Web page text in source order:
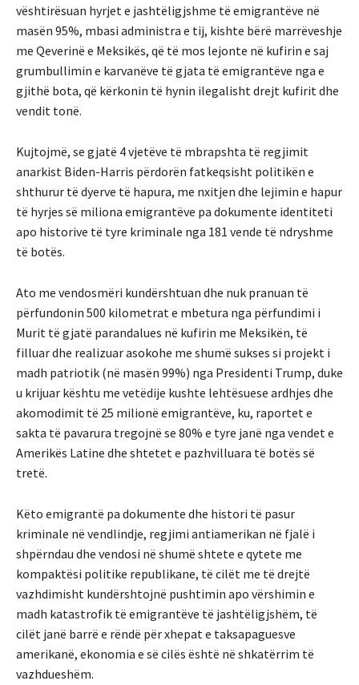
vështirësuan hyrjet e jashtëligjshme të emigrantëve në
masën 95%, mbasi administra e tij, kishte bërë marrëveshje
me Qeverinë e Meksikës, që të mos lejonte në kufirin e saj
grumbullimin e karvanëve të gjata të emigrantëve nga e
gjithë bota, që kërkonin të hynin ilegalisht drejt kufirit dhe
vendit tonë.
Kujtojmë, se gjatë 4 vjetëve të mbrapshta të regjimit
anarkist Biden-Harris përdorën fatkeqsisht politikën e
shthurur të dyerve të hapura, me nxitjen dhe lejimin e hapur
të hyrjes së miliona emigrantëve pa dokumente identiteti
apo historive të tyre kriminale nga 181 vende të ndryshme
të botës.
Ato me vendosmëri kundërshtuan dhe nuk pranuan të
përfundonin 500 kilometrat e mbetura nga përfundimi i
Murit të gjatë parandalues në kufirin me Meksikën, të
filluar dhe realizuar asokohe me shumë sukses si projekt i
madh patriotik (në masën 99%) nga Presidenti Trump, duke
u krijuar kështu me vetëdije kushte lehtësuese ardhjes dhe
akomodimit të 25 milionë emigrantëve, ku, raportet e
sakta të pavarura tregojnë se 80% e tyre janë nga vendet e
Amerikës Latine dhe shtetet e pazhvilluara të botës së
tretë.
Këto emigrantë pa dokumente dhe histori të pasur
kriminale në vendlindje, regjimi antiamerikan në fjalë i
shpërndau dhe vendosi në shumë shtete e qytete me
kompaktësi politike republikane, të cilët me të drejtë
vazhdimisht kundërshtojnë pushtimin apo vërshimin e
madh katastrofik të emigrantëve të jashtëligjshëm, të
cilët janë barrë e rëndë për xhepat e taksapaguesve
amerikanë, ekonomia e së cilës është në shkatërrim të
vazhdueshëm.